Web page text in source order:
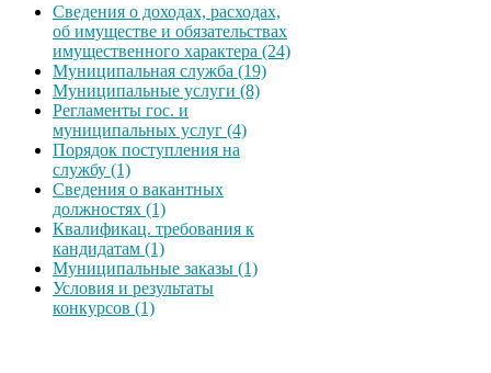
Сведения о доходах, расходах,
об имуществе и обязательствах
имущественного характера (24)
Муниципальная служба (19)
Муниципальные услуги (8)
Регламенты гос. и
муниципальных услуг (4)
Порядок поступления на
службу (1)
Сведения о вакантных
должностях (1)
Квалификац. требования к
кандидатам (1)
Муниципальные заказы (1)
Условия и результаты
конкурсов (1)